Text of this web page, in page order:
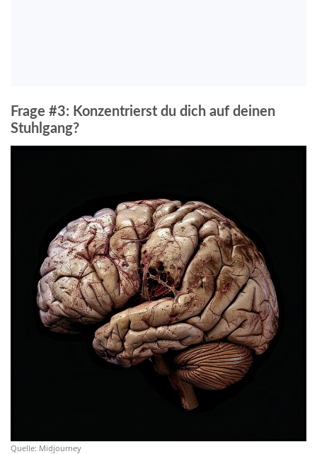
Frage #3: Konzentrierst du dich auf deinen
Stuhlgang?
Quelle: Midjourney